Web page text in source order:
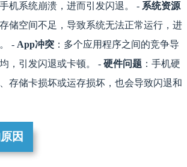
机系统崩溃，进而引发闪退。 - 系统资源
储空间不足，导致系统无法正常运行，进
- App冲突 ：多个应用程序之间的竞争导
，引发闪退或卡顿。 - 硬件问题 ：手机硬
存储卡损坏或运存损坏，也会导致闪退和
因